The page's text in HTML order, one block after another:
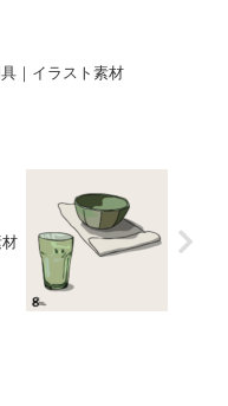
｜イラスト素材